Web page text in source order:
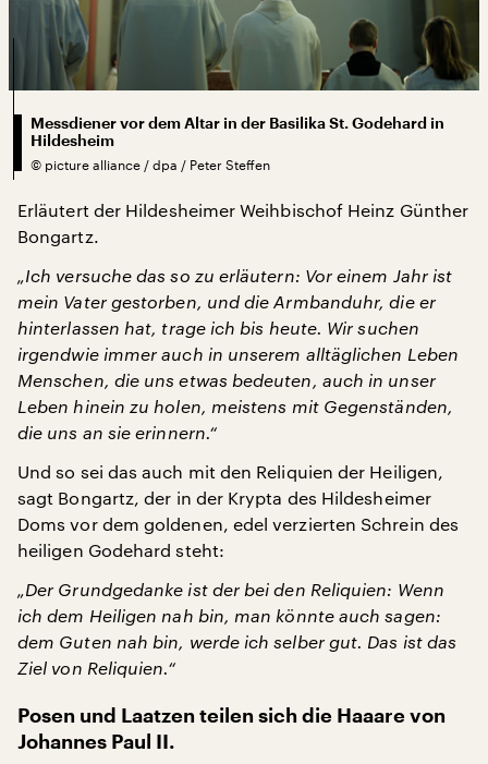
Messdiener vor dem Altar in der Basilika St. Godehard in
Hildesheim
© picture alliance / dpa / Peter Steffen
Erläutert der Hildesheimer Weihbischof Heinz Günther
Bongartz.
„Ich versuche das so zu erläutern: Vor einem Jahr ist
mein Vater gestorben, und die Armbanduhr, die er
hinterlassen hat, trage ich bis heute. Wir suchen
irgendwie immer auch in unserem alltäglichen Leben
Menschen, die uns etwas bedeuten, auch in unser
Leben hinein zu holen, meistens mit Gegenständen,
die uns an sie erinnern.“
Und so sei das auch mit den Reliquien der Heiligen,
sagt Bongartz, der in der Krypta des Hildesheimer
Doms vor dem goldenen, edel verzierten Schrein des
heiligen Godehard steht:
„Der Grundgedanke ist der bei den Reliquien: Wenn
ich dem Heiligen nah bin, man könnte auch sagen:
dem Guten nah bin, werde ich selber gut. Das ist das
Ziel von Reliquien.“
Posen und Laatzen teilen sich die Haaare von
Johannes Paul II.